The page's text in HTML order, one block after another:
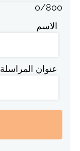
0/800
الاسم
عنوان المراسلة